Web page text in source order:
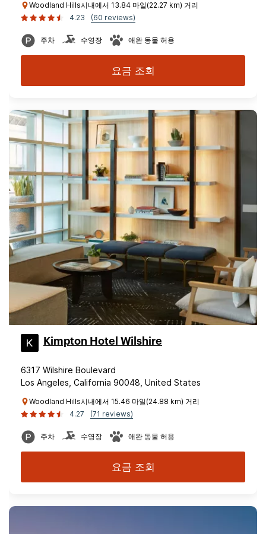
Woodland Hills시내에서 13.84 마일(22.27 km) 거리
4.23
(60 reviews)
주차 수영장 애완 동물 허용
요금 조회
Kimpton Hotel Wilshire
6317 Wilshire Boulevard
Los Angeles, California 90048, United States
Woodland Hills시내에서 15.46 마일(24.88 km) 거리
4.27
(71 reviews)
주차 수영장 애완 동물 허용
요금 조회